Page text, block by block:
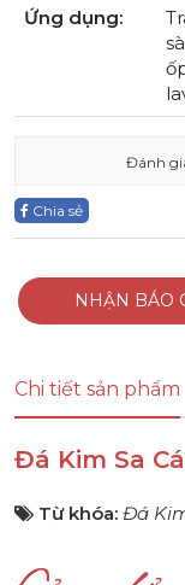
Ứng dụng:
Đánh
Chia sẻ
NHẬN BÁO
Chi tiết sản phẩm
Đá Kim Sa
Từ khóa: Đá